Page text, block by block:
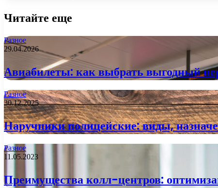
Читайте еще
Разное
29.04.2026
Авиабилеты: как выбрать выгодный
Разное
30.12.2025
Наручники полицейские: виды,
Разное
11.05.2023
Преимущества колл-центров: